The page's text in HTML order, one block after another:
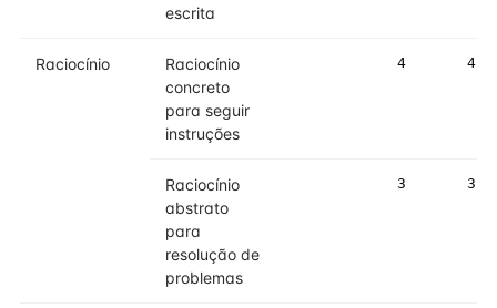
escrita
Raciocínio
Raciocínio
concreto
para seguir
instruções
4 4
Raciocínio
abstrato
para
resolução de
problemas
3 3